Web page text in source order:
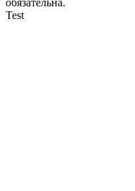
обязательна.
Test